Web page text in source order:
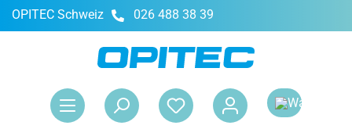
springen
OPITEC Schweiz 026 488 38 39